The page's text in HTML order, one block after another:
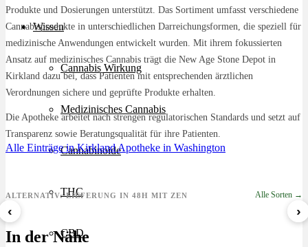
Wissen
Cannabis Wirkung
Medizinisches Cannabis
Cannabinoide
THC
CBD
Produkte und Dosierungen unterstützt. Das Sortiment umfasst verschiedene
Cannabisprodukte in unterschiedlichen Darreichungsformen, die speziell für
medizinische Anwendungen entwickelt wurden. Mit ihrem fokussierten
Ansatz auf medizinisches Cannabis trägt die New Age Stone Depot in
Kirkland dazu bei, dass Patienten mit entsprechenden ärztlichen
Verordnungen sichere und geprüfte Produkte erhalten.
Die Apotheke arbeitet nach strengen regulatorischen Standards und setzt auf
Transparenz sowie Beratungsqualität für ihre Patienten.
Alle Einträge in KirklandApotheke in Washington
ALTERNATIV: LIEFERUNG IN 48H MIT ZEN Alle Sorten →
‹
8 Ball Kush
ab 7,29 €/g
Grape Galena
›
In der Nähe